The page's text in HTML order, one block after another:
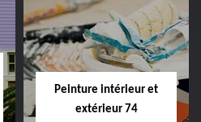
Peinture intérieur et
extérieur 74